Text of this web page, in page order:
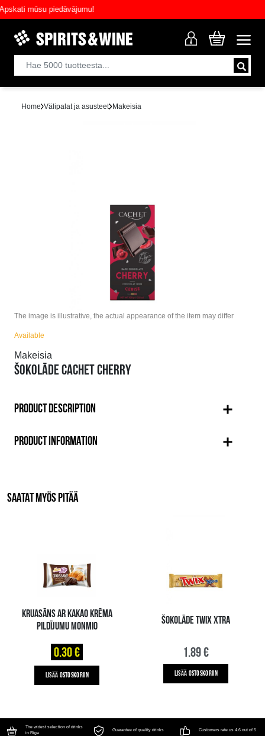
mūsu piedāvājumu!
Home Välipalat ja asusteet Makeisia
The image is illustrative, the actual appearance of the item may differ
Available
Makeisia
ŠOKOLĀDE CACHET CHERRY
PRODUCT DESCRIPTION
PRODUCT INFORMATION
SAATAT MYÖS PITÄÄ
KRUASĀNS AR KAKAO KRĒMA
PILDĪJUMU MONMIO
0.30 €
LISÄÄ OSTOSKORIIN
ŠOKOLĀDE TWIX XTRA
1.89 €
LISÄÄ OSTOSKORIIN
The widest selection of drinks
in Riga
Guarantee of quality drinks Customers rate us 4.6 out of 5